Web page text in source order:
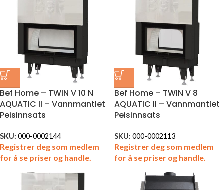
Bef Home – TWIN V 10 N
AQUATIC II – Vannmantlet
Peisinnsats
SKU: 000-0002144
Registrer deg som medlem
for å se priser og handle.
Bef Home – TWIN V 8
AQUATIC II – Vannmantlet
Peisinnsats
SKU: 000-0002113
Registrer deg som medlem
for å se priser og handle.